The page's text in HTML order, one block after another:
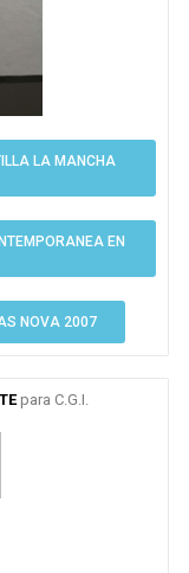
LA MANCHA
EN
NOVA 2007
para C.G.I.